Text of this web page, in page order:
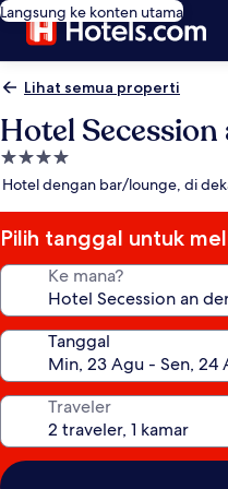
Langsung ke konten utama
Lihat semua properti
Hotel
Properti
bintang
Hotel dengan bar/lounge, di
Pilih tanggal untuk
Ke mana?
Tanggal
Traveler